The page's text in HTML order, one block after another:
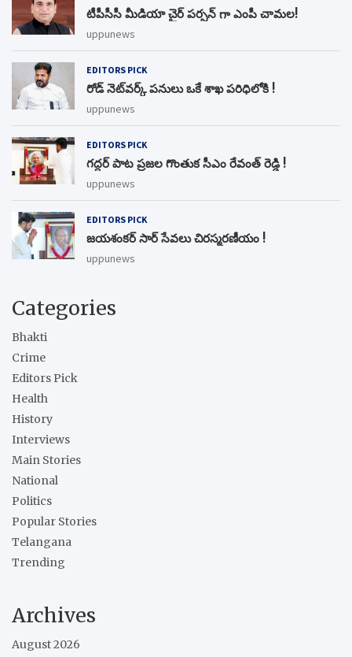
టీపీసీసీ మీడియా చైర్ పర్సన్ గా ఎంపీ చామల!
uppunews
EDITORS PICK
రోడ్ నెట్‌వర్క్‌ పనులు ఒకే శాఖ పరిధిలోకి !
uppunews
EDITORS PICK
గద్దర్ పాట ప్రజల గొంతుక సీఎం రేవంత్ రెడ్డి !
uppunews
EDITORS PICK
జయశంకర్ సార్ సేవలు చిరస్మరణీయం !
uppunews
Categories
Bhakti
Crime
Editors Pick
Health
History
Interviews
Main Stories
National
Politics
Popular Stories
Telangana
Trending
Archives
August 2026